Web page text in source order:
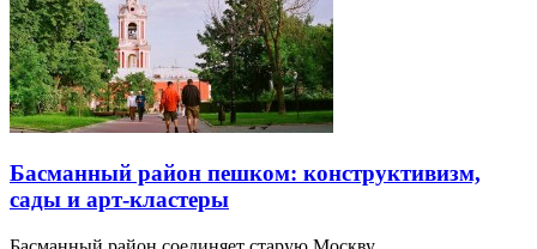
Басманный район пешком: конструктивизм,
сады и арт-кластеры